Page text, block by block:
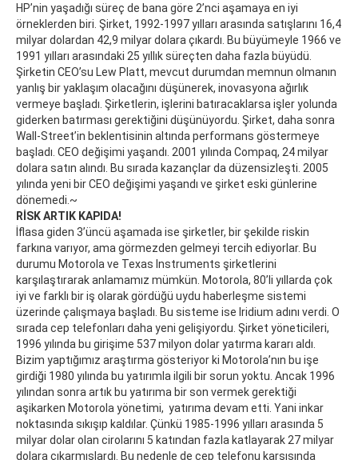
HP’nin yaşadığı süreç de bana göre 2’nci aşamaya en iyi
örneklerden biri. Şirket, 1992-1997 yılları arasında satışlarını 16,4
milyar dolardan 42,9 milyar dolara çıkardı. Bu büyümeyle 1966 ve
1991 yılları arasındaki 25 yıllık süreçten daha fazla büyüdü.
Şirketin CEO’su Lew Platt, mevcut durumdan memnun olmanın
yanlış bir yaklaşım olacağını düşünerek, inovasyona ağırlık
vermeye başladı. Şirketlerin, işlerini batıracaklarsa işler yolunda
giderken batırması gerektiğini düşünüyordu. Şirket, daha sonra
Wall-Street’in beklentisinin altında performans göstermeye
başladı. CEO değişimi yaşandı. 2001 yılında Compaq, 24 milyar
dolara satın alındı. Bu sırada kazançlar da düzensizleşti. 2005
yılında yeni bir CEO değişimi yaşandı ve şirket eski günlerine
dönemedi.~
RİSK ARTIK KAPIDA!
İflasa giden 3’üncü aşamada ise şirketler, bir şekilde riskin
farkına varıyor, ama görmezden gelmeyi tercih ediyorlar. Bu
durumu Motorola ve Texas Instruments şirketlerini
karşılaştırarak anlamamız mümkün. Motorola, 80’li yıllarda çok
iyi ve farklı bir iş olarak gördüğü uydu haberleşme sistemi
üzerinde çalışmaya başladı. Bu sisteme ise Iridium adını verdi. O
sırada cep telefonları daha yeni gelişiyordu. Şirket yöneticileri,
1996 yılında bu girişime 537 milyon dolar yatırma kararı aldı.
Bizim yaptığımız araştırma gösteriyor ki Motorola’nın bu işe
girdiği 1980 yılında bu yatırımla ilgili bir sorun yoktu. Ancak 1996
yılından sonra artık bu yatırıma bir son vermek gerektiği
aşikarken Motorola yönetimi, yatırıma devam etti. Yani inkar
noktasında sıkışıp kaldılar. Çünkü 1985-1996 yılları arasında 5
milyar dolar olan cirolarını 5 katından fazla katlayarak 27 milyar
dolara çıkarmışlardı. Bu nedenle de cep telefonu karşısında